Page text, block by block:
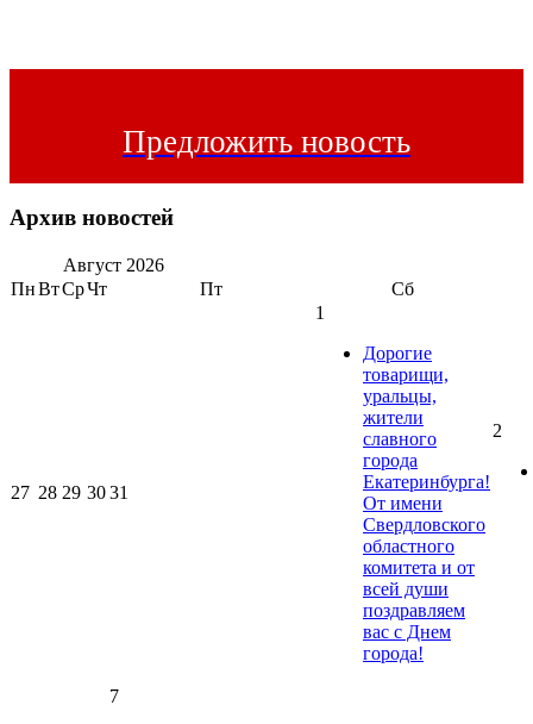
Предложить новость
Архив новостей
Август 2026
ПнВтСрЧт Пт Сб
27 28 29 3031
1
Дорогие
товарищи,
уральцы,
жители
славного
города
Екатеринбурга!
От имени
Свердловского
областного
комитета и от
всей души
поздравляем
вас с Днем
города!
2
7